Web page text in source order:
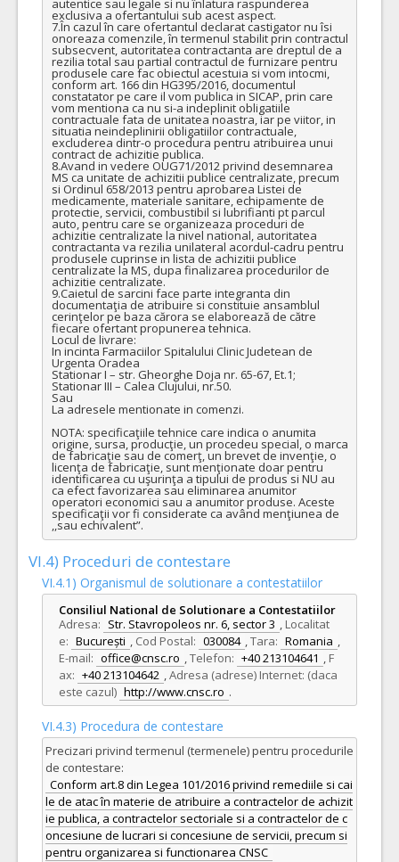
VALOAREA ESTIMATA FARA
TVA:
8.930,00 - 218.080,00 Leu
ATRIBUIT
27. Vata medicala 200 gr bumbac(LOT-0027)
COD CPV: 33141115-9 Vata medicala (Rev.2)
VALOAREA ESTIMATA FARA
TVA:
5.440,00 - 130.560,00 Leu
24. Pungi urina de 2000 ml cu evacuare in T(LOT-0024)
COD CPV: 33141615-4 Pungi pentru recoltarea urinei (Rev.2)
VALOAREA ESTIMATA FARA
TVA:
42,00 - 1.008,00 Leu
3. Cateter ombilical neonatologie(LOT-0003)
COD CPV: 33141200-2 Catetere (Rev.2)
TVA:
2.280,00 - 58.368,00 Leu
12. Seringi 20 ml fara ac (LOT-0012)
COD CPV: 33141310-6 Seringi (Rev.2)
VALOAREA ESTIMATA FARA
TVA:
5.700,00 - 136.800,00 Leu
autentice sau legale si nu înlatura raspunderea
exclusiva a ofertantului sub acest aspect.
7.În cazul în care ofertantul declarat castigator nu îsi
onoreaza comenzile, în termenul stabilit prin contractul
subsecvent, autoritatea contractanta are dreptul de a
rezilia total sau partial contractul de furnizare pentru
produsele care fac obiectul acestuia si vom intocmi,
conform art. 166 din HG395/2016, documentul
constatator pe care il vom publica in SICAP, prin care
vom mentiona ca nu si-a indeplinit obligatiile
contractuale fata de unitatea noastra, iar pe viitor, in
situatia neindeplinirii obligatiilor contractuale,
excluderea dintr-o procedura pentru atribuirea unui
contract de achizitie publica.
8.Avand in vedere OUG71/2012 privind desemnarea
MS ca unitate de achizitii publice centralizate, precum
si Ordinul 658/2013 pentru aprobarea Listei de
medicamente, materiale sanitare, echipamente de
protectie, servicii, combustibil si lubrifianti pt parcul
auto, pentru care se organizeaza proceduri de
achizitie centralizate la nivel national, autoritatea
contractanta va rezilia unilateral acordul-cadru pentru
produsele cuprinse in lista de achizitii publice
centralizate la MS, dupa finalizarea procedurilor de
achizitie centralizate.
9.Caietul de sarcini face parte integranta din
documentaţia de atribuire si constituie ansamblul
cerinţelor pe baza cărora se elaborează de către
fiecare ofertant propunerea tehnica.
Locul de livrare:
In incinta Farmaciilor Spitalului Clinic Judetean de
Urgenta Oradea
Stationar I – str. Gheorghe Doja nr. 65-67, Et.1;
Stationar III – Calea Clujului, nr.50.
Sau
La adresele mentionate in comenzi.
NOTA: specificaţiile tehnice care indica o anumita
origine, sursa, producţie, un procedeu special, o marca
de fabricaţie sau de comerţ, un brevet de invenţie, o
licenţa de fabricaţie, sunt menţionate doar pentru
identificarea cu uşurinţa a tipului de produs si NU au
ca efect favorizarea sau eliminarea anumitor
operatori economici sau a anumitor produse. Aceste
specificaţii vor fi considerate ca având menţiunea de
,,sau echivalent”.
VI.4) Proceduri de contestare
VI.4.1) Organismul de solutionare a contestatiilor
Consiliul National de Solutionare a Contestatiilor
Adresa: Str. Stavropoleos nr. 6, sector 3 , Localitat
e: București , Cod Postal: 030084 ,Tara: Romania ,
E-mail: office@cnsc.ro ,Telefon: +40 213104641 , F
ax: +40 213104642 ,Adresa (adrese) Internet: (daca
este cazul) http://www.cnsc.ro .
VI.4.3) Procedura de contestare
Precizari privind termenul (termenele) pentru procedurile
de contestare:
Conform art.8 din Legea 101/2016 privind remediile si cai
le de atac în materie de atribuire a contractelor de achizit
ie publica, a contractelor sectoriale si a contractelor de c
oncesiune de lucrari si concesiune de servicii, precum si
pentru organizarea si functionarea CNSC